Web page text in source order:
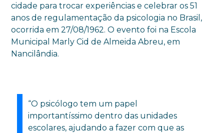
cidade para trocar experiências e celebrar os 51
anos de regulamentação da psicologia no Brasil,
ocorrida em 27/08/1962. O evento foi na Escola
Municipal Marly Cid de Almeida Abreu, em
Nancilândia.
“O psicólogo tem um papel
importantíssimo dentro das unidades
escolares, ajudando a fazer com que as